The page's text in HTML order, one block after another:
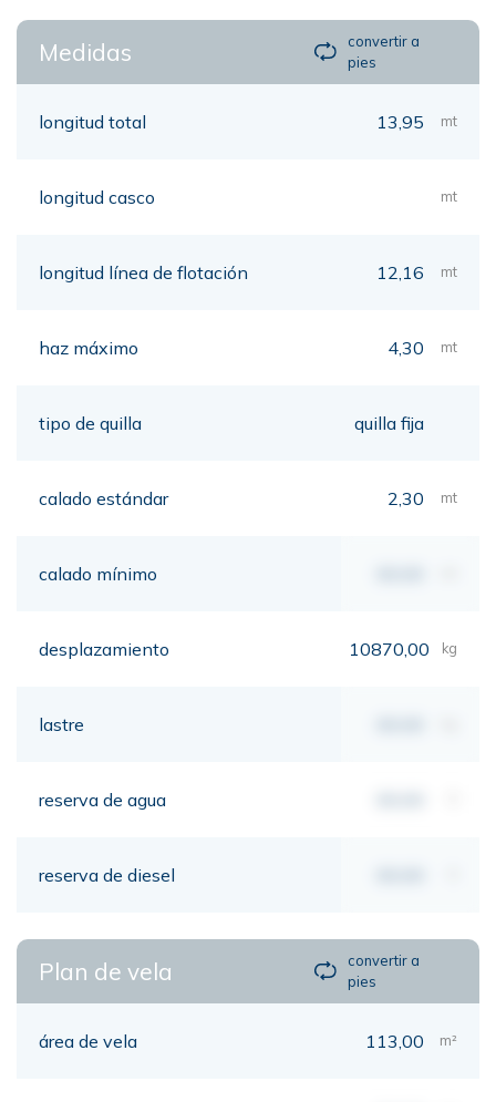
Medidas
convertir a
pies
longitud total 13,95 mt
longitud casco mt
longitud línea de flotación 12,16 mt
haz máximo 4,30 mt
tipo de quilla quilla fija
calado estándar 2,30 mt
calado mínimo
desplazamiento 10870,00 kg
lastre
reserva de agua
reserva de diesel
Plan de vela
convertir a
pies
área de vela 113,00 m²